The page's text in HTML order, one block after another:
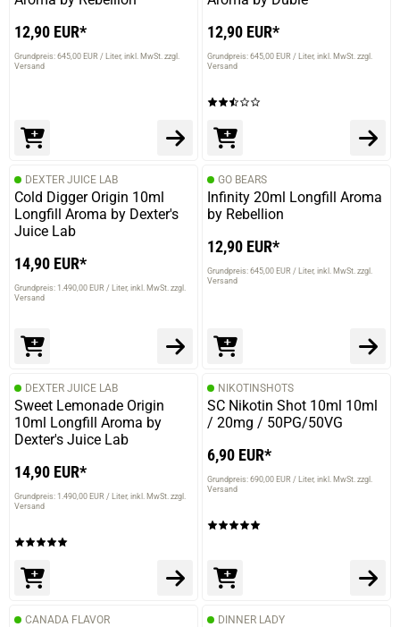
12,90 EUR*
Grundpreis: 645,00 EUR / Liter inkl. MwSt. zzgl.
Versand
12,90 EUR*
Grundpreis: 645,00 EUR / Liter inkl. MwSt. zzgl.
Versand
DEXTER JUICE LAB
Cold Digger Origin 10ml
Longfill Aroma by Dexter's
Juice Lab
14,90 EUR*
Grundpreis: 1.490,00 EUR / Liter inkl. MwSt. zzgl.
Versand
GO BEARS
Infinity 20ml Longfill Aroma
by Rebellion
12,90 EUR*
Grundpreis: 645,00 EUR / Liter inkl. MwSt. zzgl.
Versand
DEXTER JUICE LAB
Sweet Lemonade Origin
10ml Longfill Aroma by
Dexter's Juice Lab
14,90 EUR*
Grundpreis: 1.490,00 EUR / Liter inkl. MwSt. zzgl.
Versand
NIKOTINSHOTS
SC Nikotin Shot 10ml 10ml
/ 20mg / 50PG/50VG
6,90 EUR*
Grundpreis: 690,00 EUR / Liter inkl. MwSt. zzgl.
Versand
CANADA FLAVOR DINNER LADY